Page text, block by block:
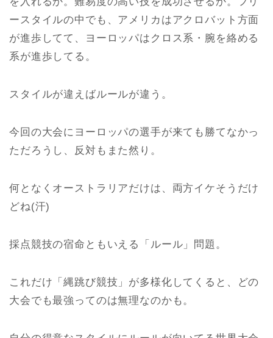
ースタイルの中でも、アメリカはアクロバット方面
が進歩してて、ヨーロッパはクロス系・腕を絡める
系が進歩してる。
スタイルが違えばルールが違う。
今回の大会にヨーロッパの選手が来ても勝てなかっ
ただろうし、反対もまた然り。
何となくオーストラリアだけは、両方イケそうだけ
どね(汗)
採点競技の宿命ともいえる「ルール」問題。
これだけ「縄跳び競技」が多様化してくると、どの
大会でも最強ってのは無理なのかも。